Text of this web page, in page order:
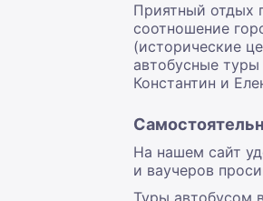
Приятный отдых
соотношение
(исторические
автобусные
Константин и
На нашем сайт
и ваучеров
Туры автобусом